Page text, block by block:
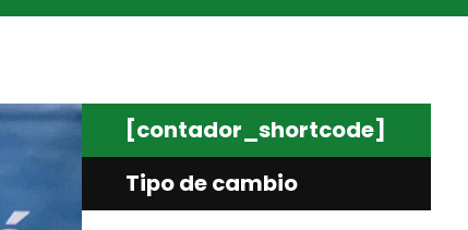
[contador_shortcode]
Tipo de cambio